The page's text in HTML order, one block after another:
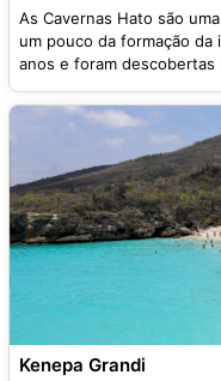
As Cavernas Hato são
um pouco da formação da
anos e foram
Kenepa Grandi